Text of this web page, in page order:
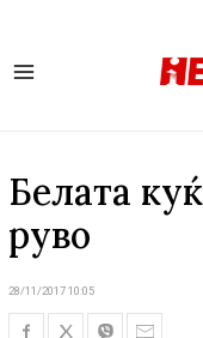
Белата
руво
28/11/2017 10:05